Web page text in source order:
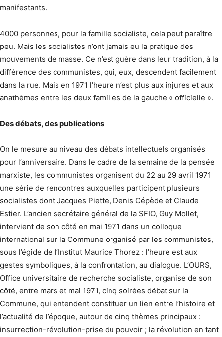
manifestants.
4000 personnes, pour la famille socialiste, cela peut paraître
peu. Mais les socialistes n’ont jamais eu la pratique des
mouvements de masse. Ce n’est guère dans leur tradition, à la
différence des communistes, qui, eux, descendent facilement
dans la rue. Mais en 1971 l’heure n’est plus aux injures et aux
anathèmes entre les deux familles de la gauche « officielle ».
Des débats, des publications
On le mesure au niveau des débats intellectuels organisés
pour l’anniversaire. Dans le cadre de la semaine de la pensée
marxiste, les communistes organisent du 22 au 29 avril 1971
une série de rencontres auxquelles participent plusieurs
socialistes dont Jacques Piette, Denis Cépède et Claude
Estier. L’ancien secrétaire général de la SFIO, Guy Mollet,
intervient de son côté en mai 1971 dans un colloque
international sur la Commune organisé par les communistes,
sous l’égide de l’Institut Maurice Thorez : l’heure est aux
gestes symboliques, à la confrontation, au dialogue. L’OURS,
Office universitaire de recherche socialiste, organise de son
côté, entre mars et mai 1971, cinq soirées débat sur la
Commune, qui entendent constituer un lien entre l’histoire et
l’actualité de l’époque, autour de cinq thèmes principaux :
insurrection-révolution-prise du pouvoir ; la révolution en tant